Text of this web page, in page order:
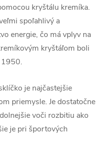
kryštálu kremíka.
spoľahlivý a
energie, čo má vplyv na
kryštáľom boli
1950.
je najčastejšie
priemysle. Je dostatočne
voči rozbitiu ako
je pri športových